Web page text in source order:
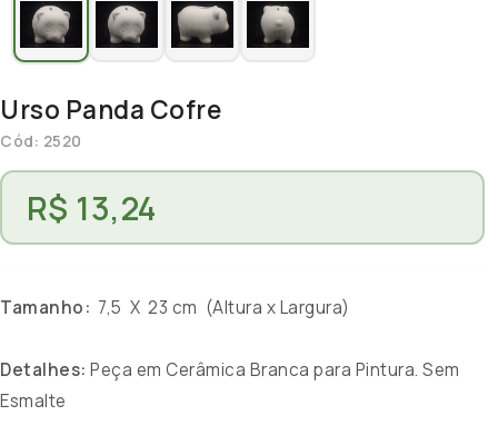
Urso Panda Cofre
Cód: 2520
R$ 13,24
Tamanho: 7,5 X 23 cm (Altura x Largura)
Detalhes: Peça em Cerâmica Branca para Pintura. Sem
Esmalte